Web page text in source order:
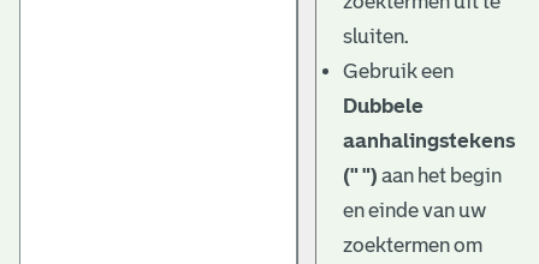
sluiten.
Gebruik een
Dubbele
aanhalingstekens
(" ") aan het begin
en einde van uw
zoektermen om